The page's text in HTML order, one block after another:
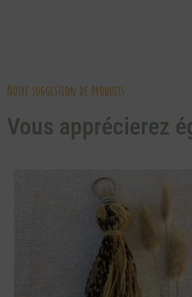
Notre suggestion de produits
Vous apprécierez